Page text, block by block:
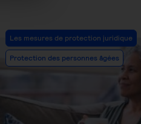
Post
Category:
Les mesures de protection juridique
Protection des personnes âgées